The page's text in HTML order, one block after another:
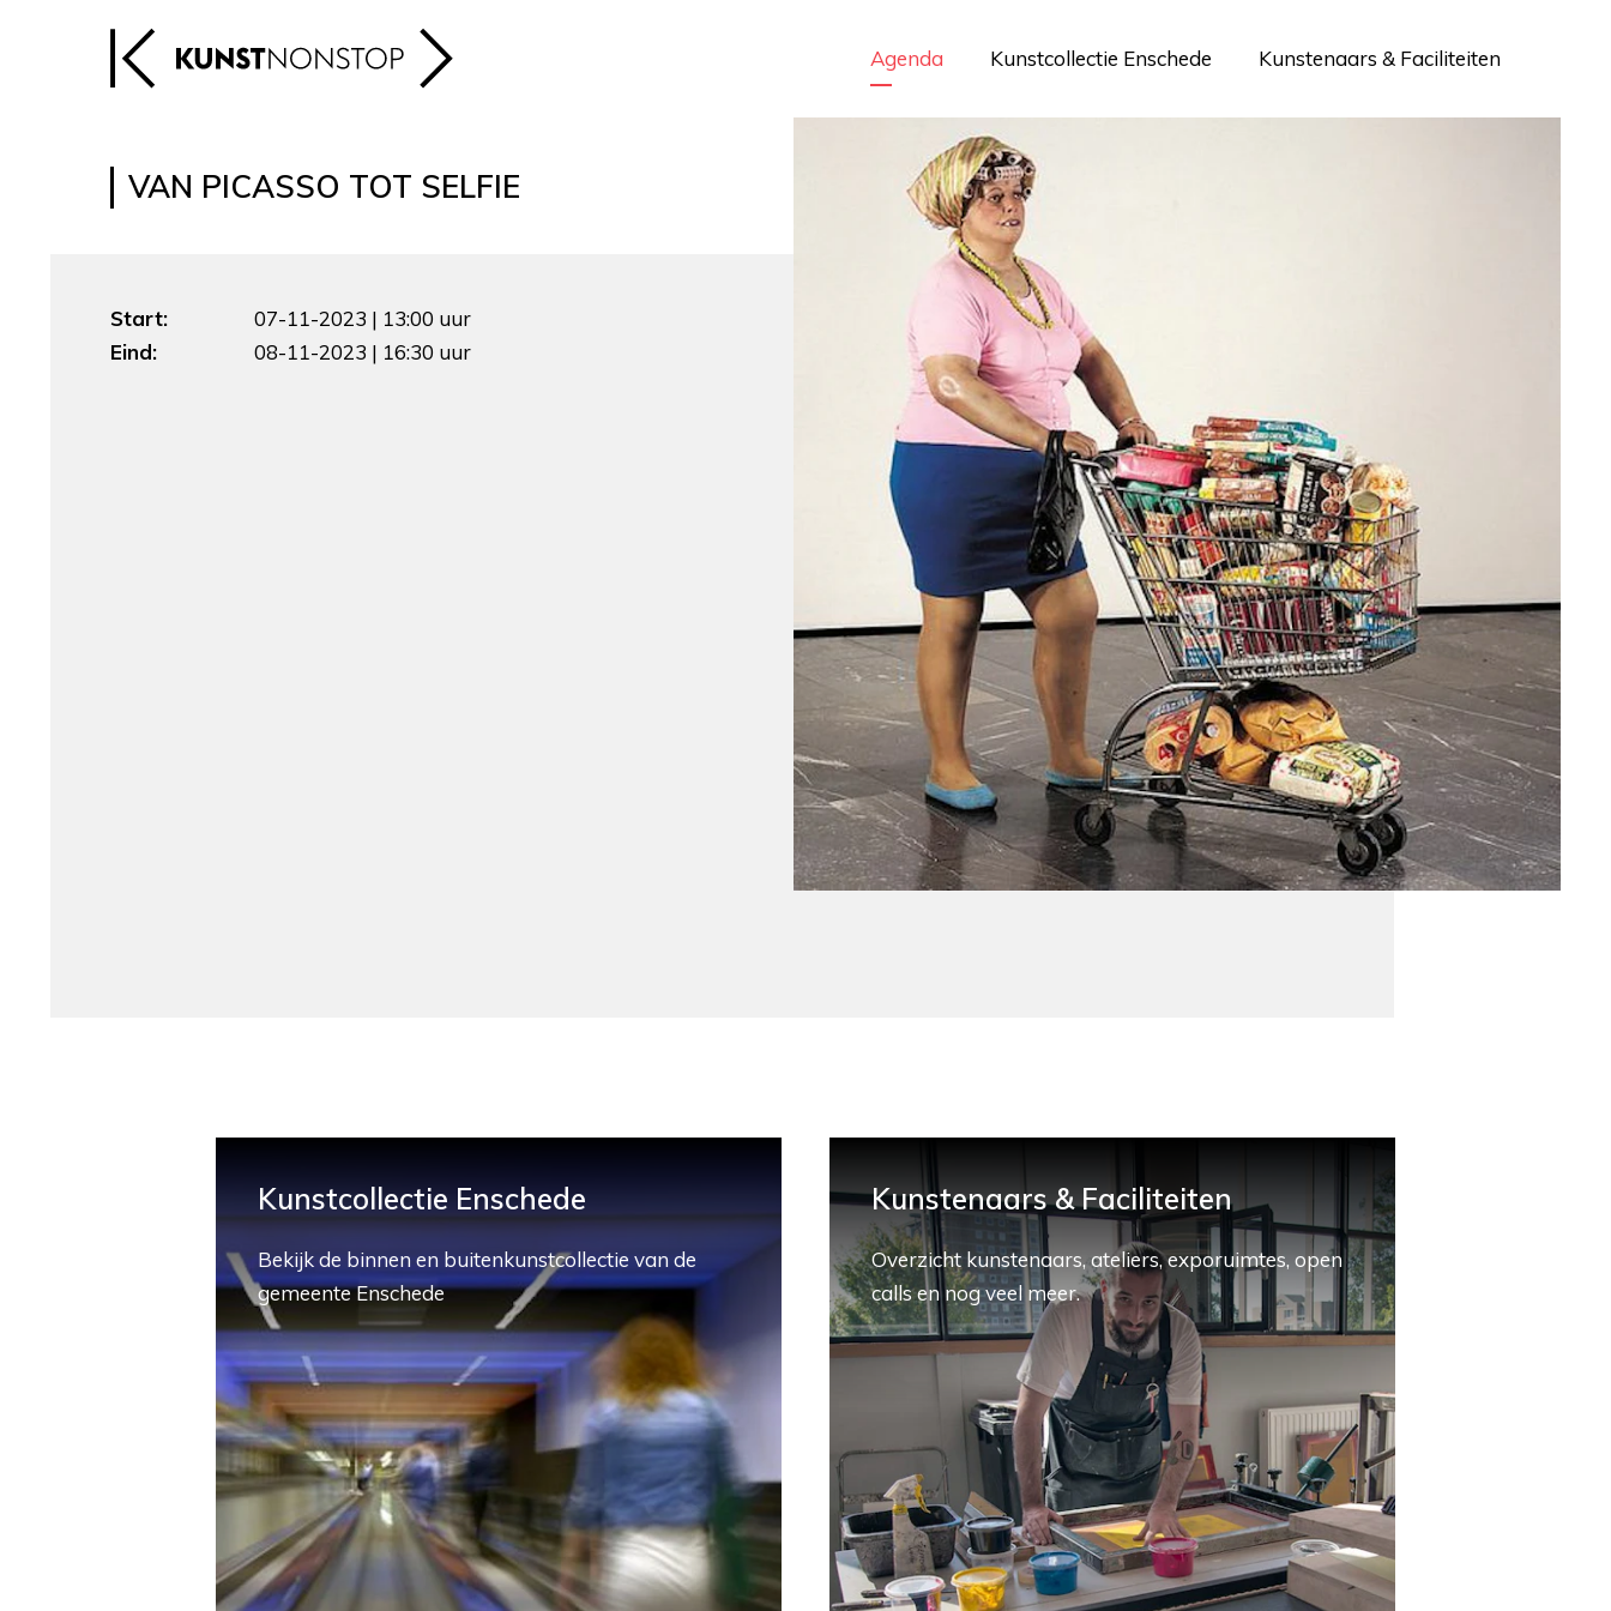
Agenda Kunstcollectie Enschede Kunstenaars & Faciliteiten
VAN PICASSO TOT SELFIE
Start:
07-11-2023 | 13:00 uur
Eind:
08-11-2023 | 16:30 uur
Kunstcollectie Enschede
Bekijk de binnen en buitenkunstcollectie van de
gemeente Enschede
Kunstenaars & Faciliteiten
Overzicht kunstenaars, ateliers, exporuimtes, open
calls en nog veel meer.